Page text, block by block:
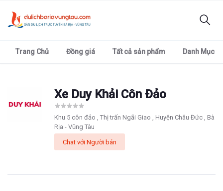
Trang Chủ Đồng giá Tất cả sản phẩm Danh Mục
Xe Duy Khải Côn Đảo
Khu 5 côn đảo , Thị trấn Ngãi Giao , Huyện Châu Đức , Bà
Rịa - Vũng Tàu
Chat với Người bán